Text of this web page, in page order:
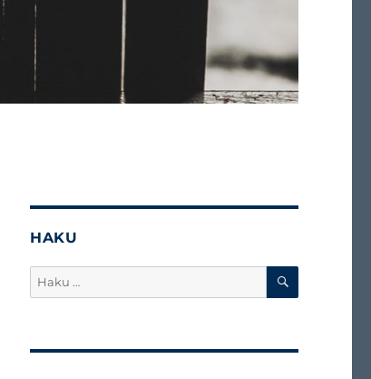
HAKU
Etsi: HAKU